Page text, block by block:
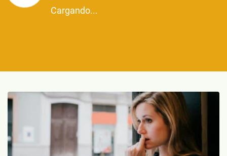
Cargando...